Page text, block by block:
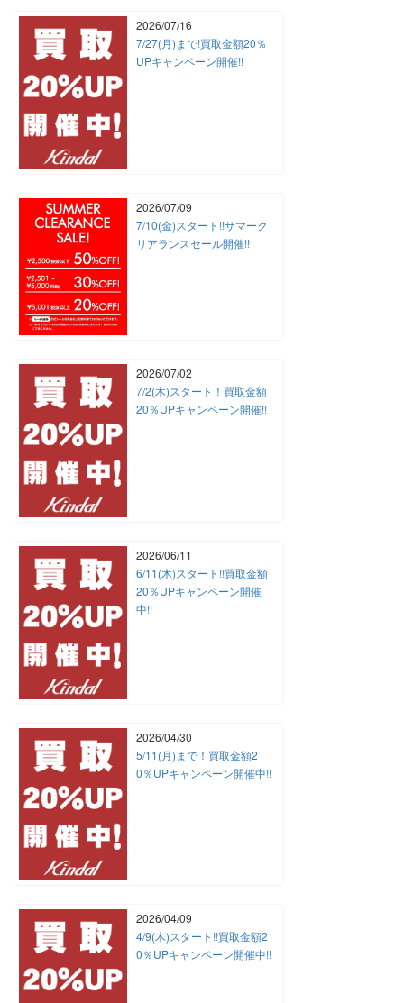
2026/07/16
7/27(月)まで!買取金額20％
UPキャンペーン開催!!
2026/07/09
7/10(金)スタート!!サマーク
リアランスセール開催!!
2026/07/02
7/2(木)スタート！買取金額
20％UPキャンペーン開催!!
2026/06/11
6/11(木)スタート!!買取金額
20％UPキャンペーン開催
中!!
2026/04/30
5/11(月)まで！買取金額2
0％UPキャンペーン開催中!!
2026/04/09
4/9(木)スタート!!買取金額2
0％UPキャンペーン開催中!!